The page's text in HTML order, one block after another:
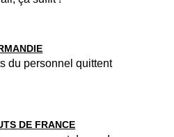
du personnel quittent
DE FRANCE